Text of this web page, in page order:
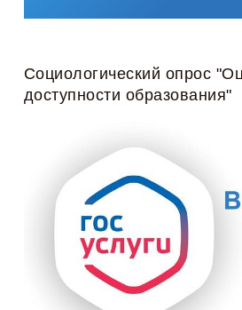
Социологический опрос
доступности образования"